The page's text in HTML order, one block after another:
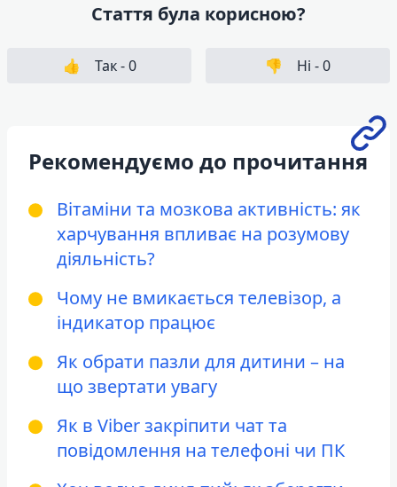
Стаття була корисною?
👍 Так -0 👎 Ні -0
Рекомендуємо до прочитання
Вітаміни та мозкова активність: як
харчування впливає на розумову
діяльність?
Чому не вмикається телевізор, а
індикатор працює
Як обрати пазли для дитини – на
що звертати увагу
Як в Viber закріпити чат та
повідомлення на телефоні чи ПК